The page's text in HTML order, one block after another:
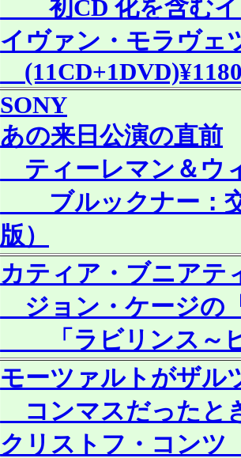
初CD 化を含むイ
イヴァン・モラヴェ
SONY
あの来日公演の直前
ティーレマン＆ウ
ブルックナー：交
版）
カティア・ブニアテ
ジョン・ケージの
「ラビリンス～
モーツァルトがザル
コンマスだったと
クリストフ・コンツ